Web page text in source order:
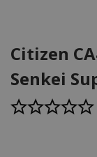
Citizen
Senkei